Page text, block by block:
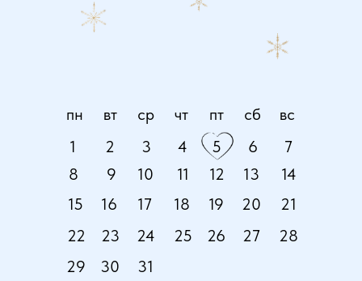
1 2 3 4 5 6
7
8
9 10 11 12 13
14
15
16 17 18 19 20
21
22
23 24 25 26 27
28
29
30 31
пн вт ср чт пт сб вс